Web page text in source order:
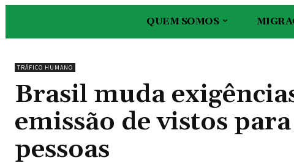
QUEM SOMOS
TRÁFICO HUMANO
Brasil muda
emissão de vistos
pessoas